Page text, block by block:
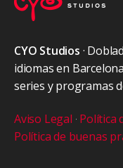
CYO Studios ·
idiomas en
series y programas
Aviso Legal · Política
Política de buenas